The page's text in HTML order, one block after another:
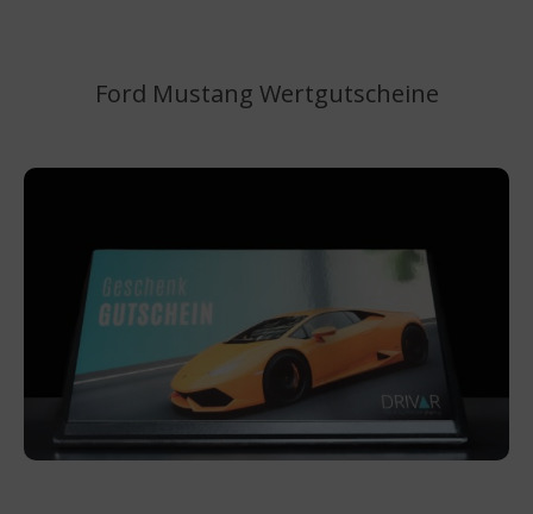
Ford Mustang Wertgutscheine